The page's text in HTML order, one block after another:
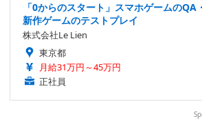
「0からのスタート」スマホゲームの
新作ゲームのテストプレイ
株式会社Le Lien
東京都
月給31万円～45万円
正社員